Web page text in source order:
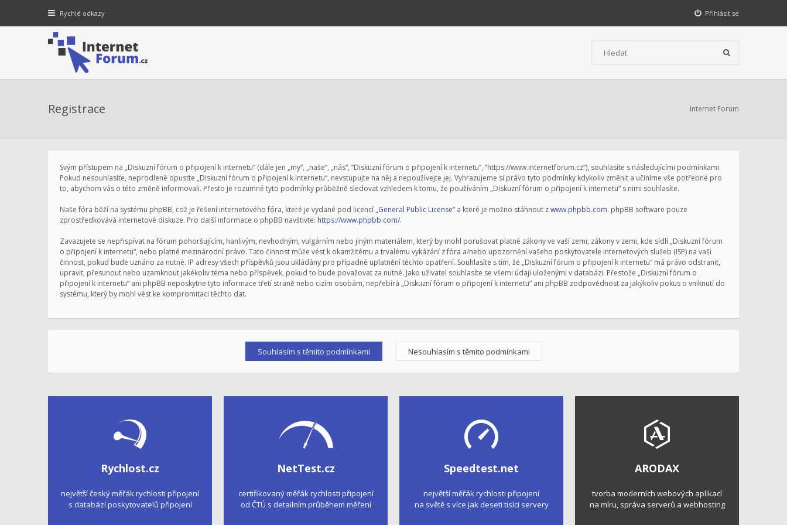
Rychlé odkazy Přihlásit se
Registrace Internet Forum
Svým přístupem na „Diskuzní fórum o připojení k internetu“ (dále jen „my“, „naše“, „nás“, “Diskuzní fórum o připojení k internetu”, “https://www.internetforum.cz”), souhlasíte s následujícími podmínkami.
Pokud nesouhlasíte, neprodleně opusťte „Diskuzní fórum o připojení k internetu“, nevstupujte na něj a nepoužívejte jej. Vyhrazujeme si právo tyto podmínky kdykoliv změnit a učiníme vše potřebné pro
to, abychom vás o této změně informovali. Přesto je rozumné tyto podmínky průběžně sledovat vzhledem k tomu, že používáním „Diskuzní fórum o připojení k internetu“ s nimi souhlasíte.
Naše fóra běží na systému phpBB, což je řešení internetového fóra, které je vydané pod licencí „General Public License“ a které je možno stáhnout zwww.phpbb.com. phpBB software pouze
zprostředkovává internetové diskuze. Pro další informace o phpBB navštivte: https://www.phpbb.com/.
Zavazujete se nepřispívat na fórum pohoršujícím, hanlivým, nevhodným, vulgárním nebo jiným materiálem, který by mohl porušovat platné zákony ve vaší zemi, zákony v zemi, kde sídlí „Diskuzní fórum
o připojení k internetu“, nebo platné mezinárodní právo. Tato činnost může vést k okamžitému a trvalému vykázání z fóra a/nebo upozornění vašeho poskytovatele internetových služeb (ISP) na vaši
činnost, pokud bude uznáno za nutné. IP adresy všech příspěvků jsou ukládány pro případné uplatnění těchto opatření. Souhlasíte s tím, že „Diskuzní fórum o připojení k internetu“ má právo odstranit,
upravit, přesunout nebo uzamknout jakékoliv téma nebo příspěvek, pokud to bude považovat za nutné. Jako uživatel souhlasíte se všemi údaji uloženými v databázi. Přestože „Diskuzní fórum o
připojení k internetu“ ani phpBB neposkytne tyto informace třetí straně nebo cizím osobám, nepřebírá „Diskuzní fórum o připojení k internetu“ ani phpBB zodpovědnost za jakýkoliv pokus o vniknutí do
systému, který by mohl vést ke kompromitaci těchto dat.
Rychlost.cz
největší český měřák rychlosti připojení
s databází poskytovatelů připojení
NetTest.cz
certifikovaný měřák rychlosti připojení
od ČTÚ s detailním průběhem měření
Speedtest.net
největší měřák rychlosti připojení
na světě s více jak deseti tisíci servery
ARODAX
tvorba moderních webových aplikací
na míru, správa serverů a webhosting